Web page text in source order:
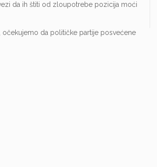
da ih štiti od zloupotrebe pozicija moći
očekujemo da političke partije posvećene